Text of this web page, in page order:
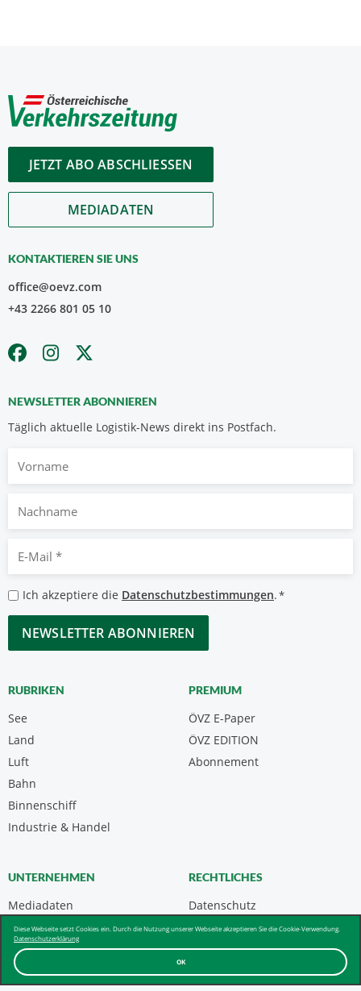
OK
Diese Webseite setzt Cookies ein. Durch die Nutzung unserer Webseite akzeptieren Sie die Cookie-Verwendung.
Datenschutzerklärung
JETZT ABO ABSCHLIESSEN
MEDIADATEN
KONTAKTIEREN SIE UNS
office@oevz.com
+43 2266 801 05 10
NEWSLETTER ABONNIEREN
Täglich aktuelle Logistik-News direkt ins Postfach.
Nachname
Mail
*
Datenschutzbestimmungen
*
Ich akzeptiere die Datenschutzbestimmungen.*
CAPTCHA
RUBRIKEN
See
Land
Luft
Bahn
Binnenschiff
Industrie & Handel
PREMIUM
ÖVZ E-Paper
Abonnement
ÖVZ EDITION
UNTERNEHMEN
Mediadaten
Kontakt
Über uns & AGB
RECHTLICHES
Datenschutz
Impressum